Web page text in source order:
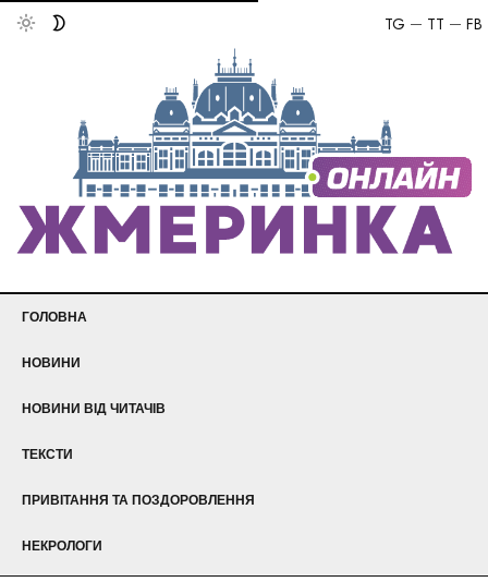
FB
TT
TG
ГОЛОВНА
НОВИНИ
НОВИНИ ВІД ЧИТАЧІВ
ТЕКСТИ
ПРИВІТАННЯ ТА ПОЗДОРОВЛЕННЯ
НЕКРОЛОГИ